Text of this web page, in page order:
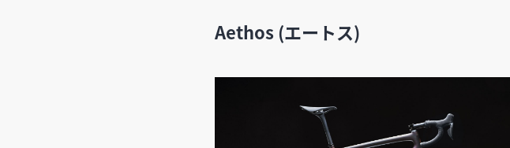
Aethos (エートス)